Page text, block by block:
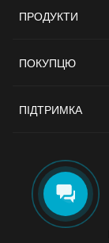
ПРОДУКТИ
ПОКУПЦЮ
ПІДТРИМКА